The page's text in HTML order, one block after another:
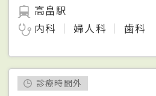
高畠駅
内科
婦人科 歯科
診療時間外